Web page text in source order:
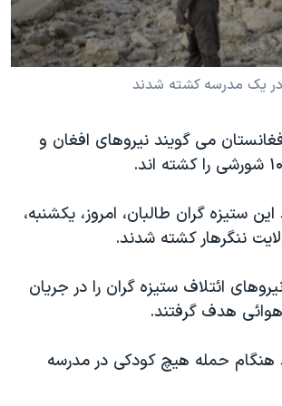
آمریکا ۲۰۲۴
به اسرائیل
آزادی
دادخواهی
۹۸
می گويند نيروهای افغان و
ستيزه گران طالبان، امروز، يکشنبه،
ننگرهار کشته شدند.
ائتلاف ستيزه گران را در جريان
هدف گرفتند.
هنگام حمله هيچ کودکی در مدرسه